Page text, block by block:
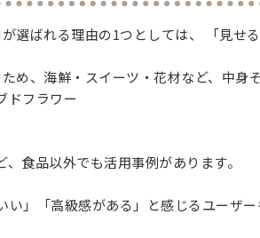
選ばれる理由の1つとしては、 「見せ
め、海鮮・スイーツ・花材など、中身
ドフラワー
食品以外でも活用事例があります。
い」「高級感がある」と感じるユーザ